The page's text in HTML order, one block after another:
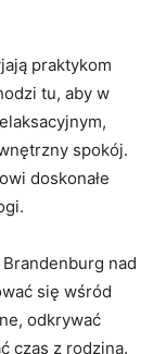
praktykom
tu, aby w
spokój.
doskonałe
nad
się wśród
odkrywać
czas z rodziną.